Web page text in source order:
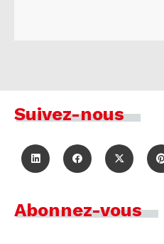
Suivez-nous
Abonnez-vous